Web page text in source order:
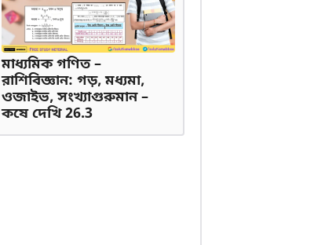
মাধ্যমিক গণিত –
রাশিবিজ্ঞান: গড়, মধ্যমা,
ওজাইভ, সংখ্যাগুরুমান –
কষে দেখি 26.3